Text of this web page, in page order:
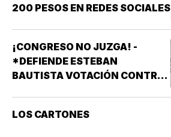
200 PESOS EN REDES SOCIALES
¡CONGRESO NO JUZGA! -
*DEFIENDE ESTEBAN
BAUTISTA VOTACIÓN CONTRA
LOS CARTONES